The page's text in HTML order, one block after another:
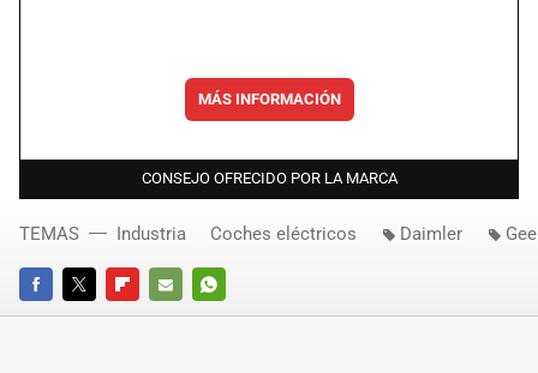
MÁS INFORMACIÓN
CONSEJO OFRECIDO POR LA MARCA
FACEBOOKTWITTERFLIPBOARD
E-
WHATSAPP
TEMAS Industria Coches eléctricos Daimler